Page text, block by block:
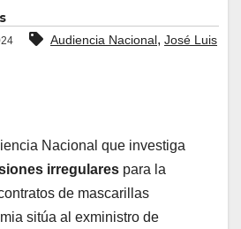
Audiencia Nacional, José Luis
Nacional que investiga
irregulares para la
de mascarillas
sitúa al exministro de